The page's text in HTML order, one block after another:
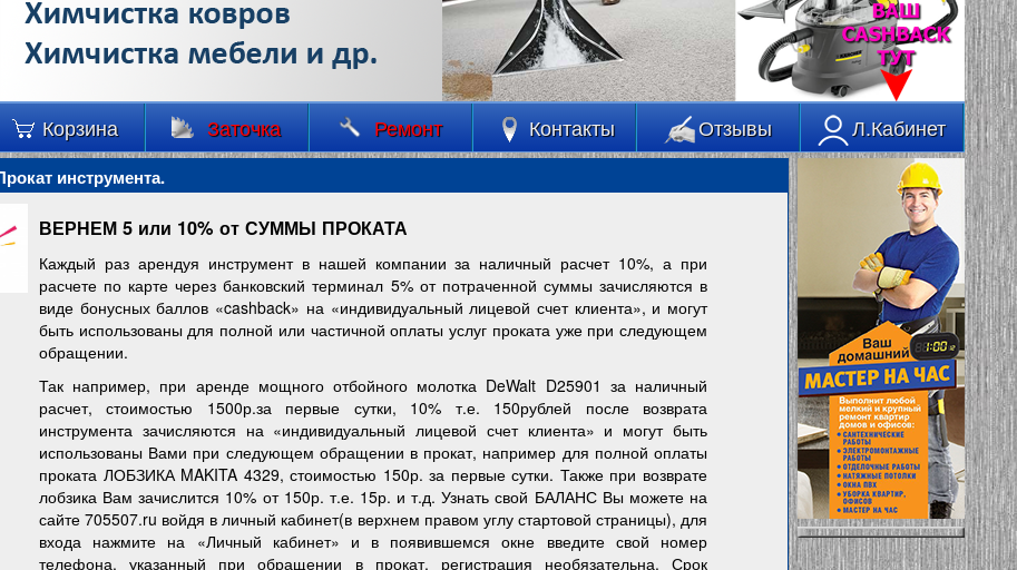
Корзина Заточка Ремонт Контакты Отзывы Л.Кабинет
инструмента.
ВЕРНЕМ 5 или 10% от СУММЫ ПРОКАТА
Каждый раз арендуя инструмент в нашей компании за наличный расчет 10%, а при
расчете по карте через банковский терминал 5% от потраченной суммы зачисляются в
виде бонусных баллов «cashback» на «индивидуальный лицевой счет клиента», и могут
быть использованы для полной или частичной оплаты услуг проката уже при следующем
обращении.
Так например, при аренде мощного отбойного молотка DeWalt D25901 за наличный
расчет, стоимостью 1500р.за первые сутки, 10% т.е. 150рублей после возврата
инструмента зачисляются на «индивидуальный лицевой счет клиента» и могут быть
использованы Вами при следующем обращении в прокат, например для полной оплаты
проката ЛОБЗИКА MAKITA 4329, стоимостью 150р. за первые сутки. Также при возврате
лобзика Вам зачислится 10% от 150р. т.е. 15р. и т.д. Узнать свой БАЛАНС Вы можете на
сайте 705507.ru войдя в личный кабинет(в верхнем правом углу стартовой страницы), для
входа нажмите на «Личный кабинет» и в появившемся окне введите свой номер
телефона, указанный при обращении в прокат, регистрация необязательна. Срок